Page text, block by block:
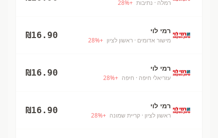
רמלה · נתיבות +
28%
רמי לוי
מישור אדומים · ראשון לציון +
28%
₪16.90
רמי לוי
עזריאלי חיפה · חיפה +
28%
₪16.90
רמי לוי
ראשון לציון · קריית שמונה +
28%
₪16.90